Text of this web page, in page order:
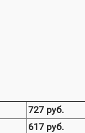
727 руб.
617 руб.